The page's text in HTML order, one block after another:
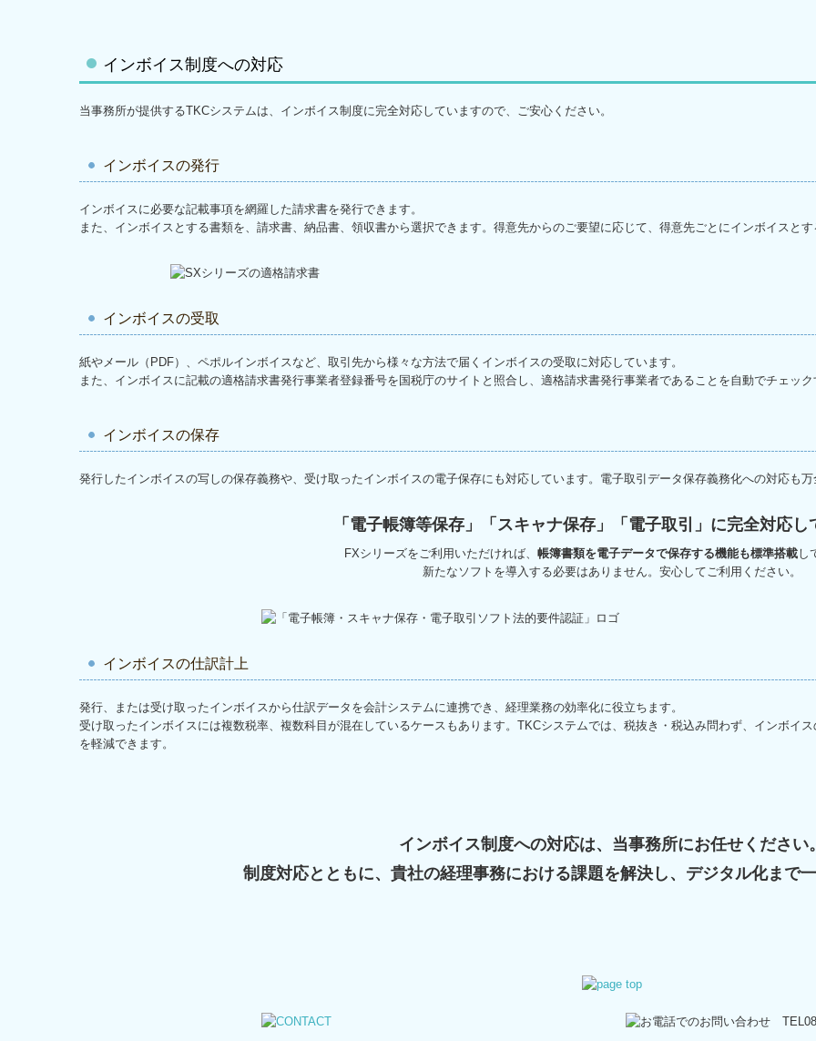
インボイス制度への対応
当事務所が提供するTKCシステムは、インボイス制度に完全対応していますので、ご安心ください。
インボイスの発行
インボイスに必要な記載事項を網羅した請求書を発行できます。
また、インボイスとする書類を、請求書、納品書、領収書から選択できます。得意先からのご要望に応じて、得意先ごとにインボイスと
インボイスの受取
紙やメール（PDF）、ペポルインボイスなど、取引先から様々な方法で届くインボイスの受取に対応しています。
また、インボイスに記載の適格請求書発行事業者登録番号を国税庁のサイトと照合し、適格請求書発行事業者であることを自動でチェッ
インボイスの保存
発行したインボイスの写しの保存義務や、受け取ったインボイスの電子保存にも対応しています。電子取引データ保存義務化への対応も
「電子帳簿等保存」「スキャナ保存」「電子取引」に完全対応し
FXシリーズをご利用いただければ、 帳簿書類を電子データで保存する機能も標準搭載し
新たなソフトを導入する必要はありません。安心してご利用ください。
インボイスの仕訳計上
発行、または受け取ったインボイスから仕訳データを会計システムに連携でき、経理業務の効率化に役立ちます。
受け取ったインボイスには複数税率、複数科目が混在しているケースもあります。TKCシステムでは、税抜き・税込み問わず、インボイ
を軽減できます。
インボイス制度への対応は、当事務所にお任せください
制度対応とともに、貴社の経理事務における課題を解決し、 デジタル化まで